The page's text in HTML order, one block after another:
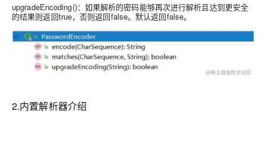
upgradeEncoding()：如果解析的密码能够再次进行解析且达到更安全
的结果则返回true，否则返回false。默认返回false。
2.内置解析器介绍